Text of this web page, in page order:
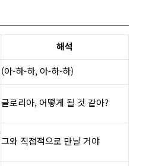
해석
(아-하-하, 아-하-하)
글로리아, 어떻게 될 것 같아?
그와 직접적으로 만날 거야